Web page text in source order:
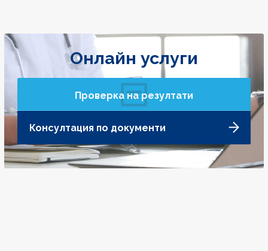
Онлайн услуги
Проверка на резултати
Консултация по документи